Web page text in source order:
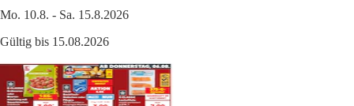
Mo. 10.8. - Sa. 15.8.2026
Gültig bis 15.08.2026